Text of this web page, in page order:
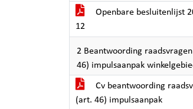
Openbare besluitenlijst
12
2 Beantwoording
46) impulsaanpak
Cv beantwoording
(art. 46) impulsaanpak